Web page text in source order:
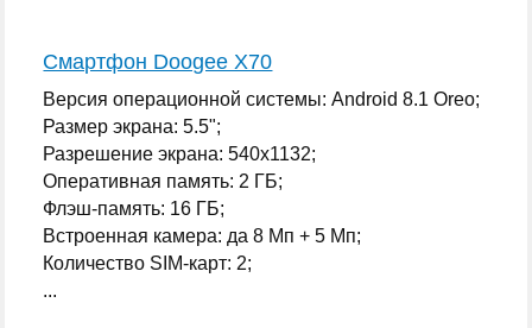
Смартфон Doogee X70
Версия операционной системы: Android 8.1 Oreo;
Размер экрана: 5.5";
Разрешение экрана: 540x1132;
Оперативная память: 2 ГБ;
Флэш-память: 16 ГБ;
Встроенная камера: да 8 Мп + 5 Мп;
Количество SIM-карт: 2;
...